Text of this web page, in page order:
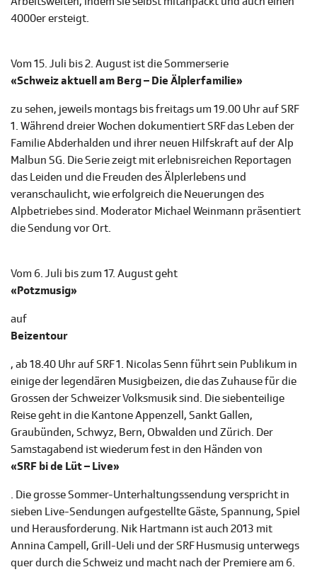
4000er ersteigt.
Vom 15. Juli bis 2. August ist die Sommerserie
«Schweiz aktuell am Berg – Die Älplerfamilie»
zu sehen, jeweils montags bis freitags um 19.00 Uhr auf SRF
1. Während dreier Wochen dokumentiert SRF das Leben der
Familie Abderhalden und ihrer neuen Hilfskraft auf der Alp
Malbun SG. Die Serie zeigt mit erlebnisreichen Reportagen
das Leiden und die Freuden des Älplerlebens und
veranschaulicht, wie erfolgreich die Neuerungen des
Alpbetriebes sind. Moderator Michael Weinmann präsentiert
die Sendung vor Ort.
Vom 6. Juli bis zum 17. August geht
«Potzmusig»
auf
Beizentour
, ab 18.40 Uhr auf SRF 1. Nicolas Senn führt sein Publikum in
einige der legendären Musigbeizen, die das Zuhause für die
Grossen der Schweizer Volksmusik sind. Die siebenteilige
Reise geht in die Kantone Appenzell, Sankt Gallen,
Graubünden, Schwyz, Bern, Obwalden und Zürich. Der
Samstagabend ist wiederum fest in den Händen von
«SRF bi de Lüt – Live»
. Die grosse Sommer-Unterhaltungssendung verspricht in
sieben Live-Sendungen aufgestellte Gäste, Spannung, Spiel
und Herausforderung. Nik Hartmann ist auch 2013 mit
Annina Campell, Grill-Ueli und der SRF Husmusig unterwegs
quer durch die Schweiz und macht nach der Premiere am 6.